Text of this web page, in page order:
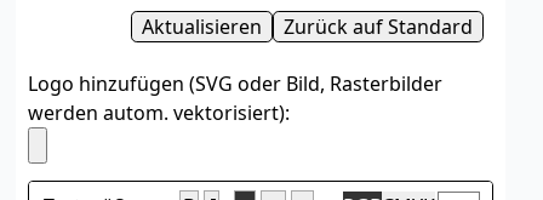
Aktualisieren Zurück auf Standard
Logo hinzufügen (SVG oder Bild, Rasterbilder
werden autom. vektorisiert):